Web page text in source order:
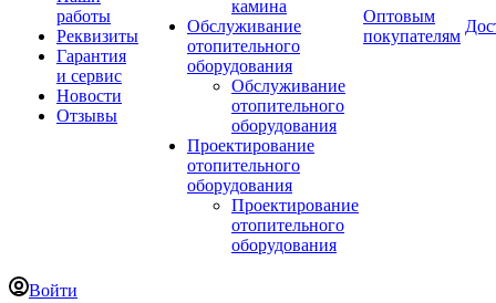
работы
Реквизиты
Гарантия
и сервис
Новости
Отзывы
камина
Обслуживание
отопительного
оборудования
Обслуживание
отопительного
оборудования
Проектирование
отопительного
оборудования
Проектирование
отопительного
оборудования
Оптовым
покупателям
Войти